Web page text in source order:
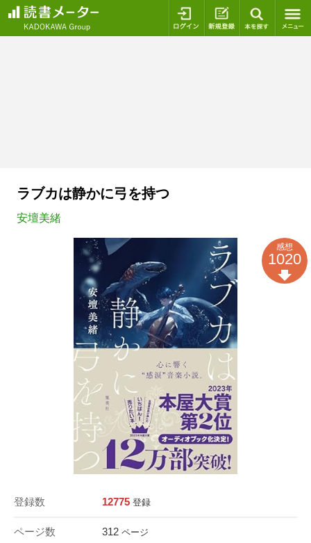
ログイン 新規登録
ラブカは静かに弓を持つ
安壇美緒
登録数 12775 登録
ページ数 312 ページ
感想
1020